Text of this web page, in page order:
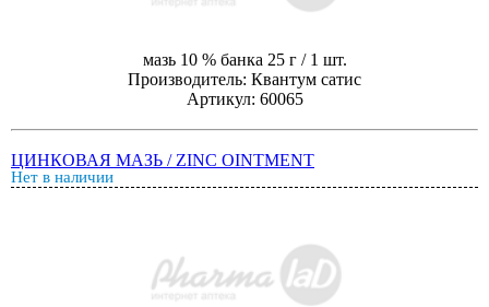
мазь 10 % банка 25 г / 1 шт.
Производитель: Квантум сатис
Артикул: 60065
ЦИНКОВАЯ МАЗЬ / ZINC OINTMENT
Нет в наличии